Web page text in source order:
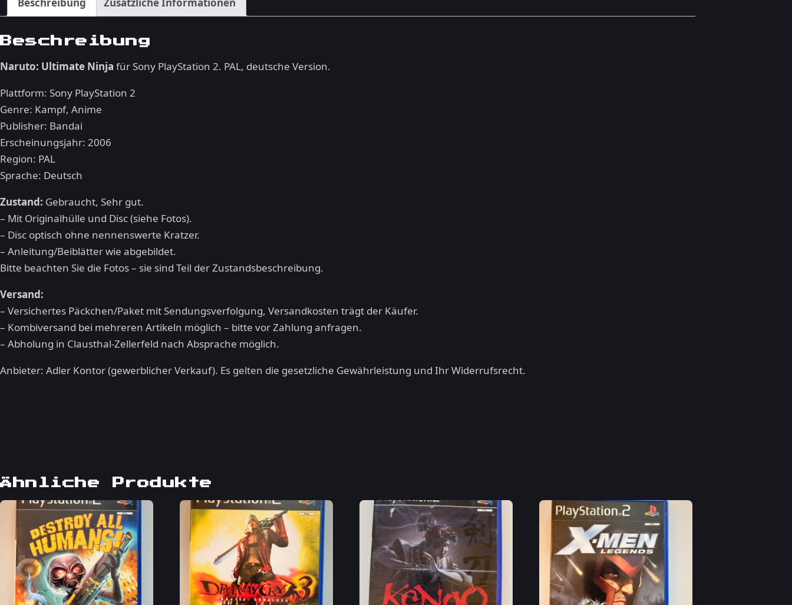
Beschreibung Zusätzliche Informationen
Beschreibung
Naruto: Ultimate Ninja für Sony PlayStation 2. PAL, deutsche Version.
Plattform: Sony PlayStation 2
Genre: Kampf, Anime
Publisher: Bandai
Erscheinungsjahr: 2006
Region: PAL
Sprache: Deutsch
Zustand: Gebraucht, Sehr gut.
– Mit Originalhülle und Disc (siehe Fotos).
– Disc optisch ohne nennenswerte Kratzer.
– Anleitung/Beiblätter wie abgebildet.
Bitte beachten Sie die Fotos – sie sind Teil der Zustandsbeschreibung.
Versand:
– Versichertes Päckchen/Paket mit Sendungsverfolgung, Versandkosten trägt der Käufer.
– Kombiversand bei mehreren Artikeln möglich – bitte vor Zahlung anfragen.
– Abholung in Clausthal-Zellerfeld nach Absprache möglich.
Anbieter: Adler Kontor (gewerblicher Verkauf). Es gelten die gesetzliche Gewährleistung und Ihr Widerrufsrecht.
Ähnliche Produkte